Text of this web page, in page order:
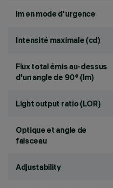
lm en mode d'urgence
Intensité maximale (cd)
Flux total émis au-dessus
d'un angle de 90° (lm)
Light output ratio (LOR)
Optique et angle de
faisceau
Adjustability